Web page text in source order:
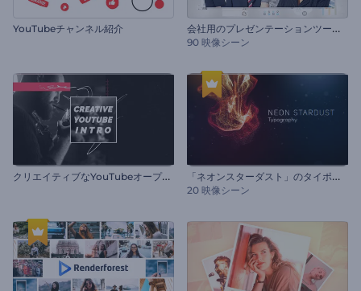
YouTubeチャンネル紹介 会
社用のプレゼンテーションツールキット
90 映像シーン
ク
リエイティブなYouTubeオープニング動画 「
ネオンスターダスト」のタイポグラフィー
20 映像シーン